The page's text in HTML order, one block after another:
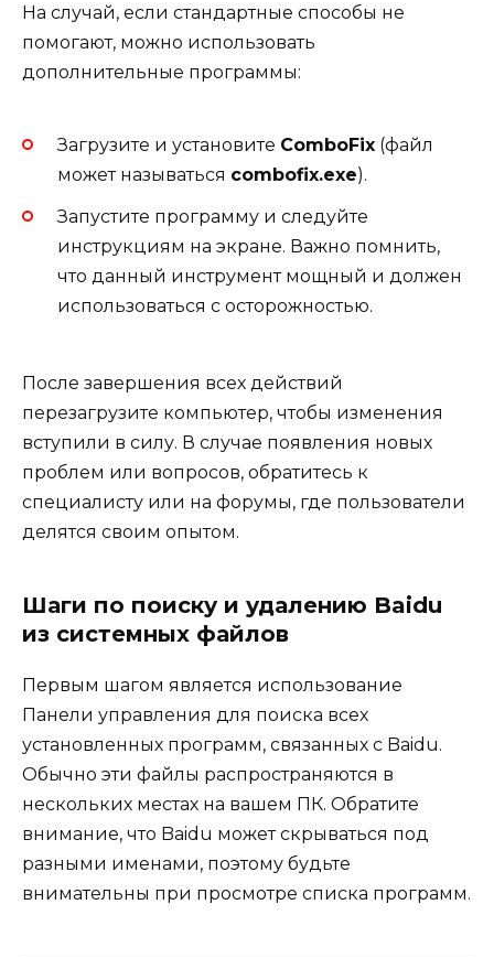
На случай, если стандартные способы не
помогают, можно использовать
дополнительные программы:
Загрузите и установите ComboFix (файл
может называться combofix.exe).
Запустите программу и следуйте
инструкциям на экране. Важно помнить,
что данный инструмент мощный и должен
использоваться с осторожностью.
После завершения всех действий
перезагрузите компьютер, чтобы изменения
вступили в силу. В случае появления новых
проблем или вопросов, обратитесь к
специалисту или на форумы, где пользователи
делятся своим опытом.
Шаги по поиску и удалению Baidu
из системных файлов
Первым шагом является использование
Панели управления для поиска всех
установленных программ, связанных с Baidu.
Обычно эти файлы распространяются в
нескольких местах на вашем ПК. Обратите
внимание, что Baidu может скрываться под
разными именами, поэтому будьте
внимательны при просмотре списка программ.